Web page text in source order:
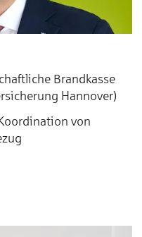
Brandkasse
Hannover)
von